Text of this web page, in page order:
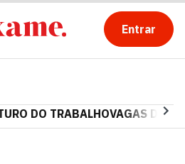
Entrar
DO TRABALHOVAGAS DE